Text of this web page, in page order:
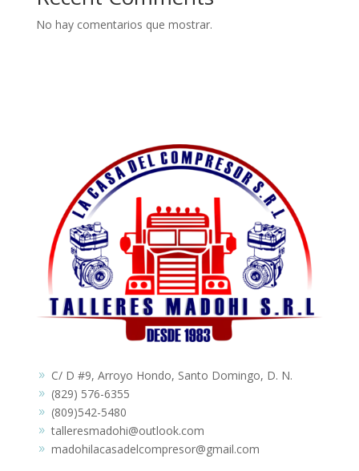
No hay comentarios que mostrar.
9 C/ D #9, Arroyo Hondo, Santo Domingo, D. N.
9 (829) 576-6355
9 (809)542-5480
9 talleresmadohi@outlook.com
9 madohilacasadelcompresor@gmail.com